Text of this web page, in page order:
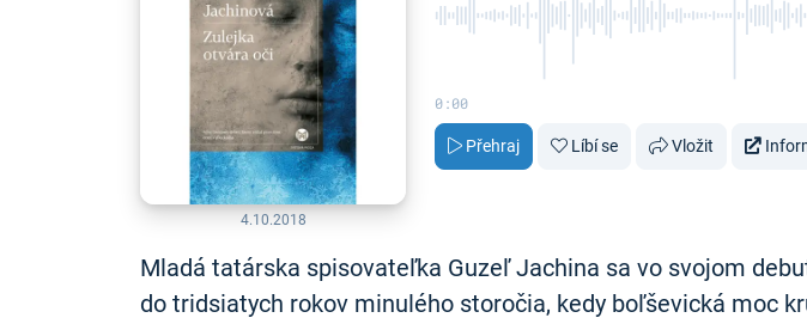
4.10.2018
0:00
Přehraj Líbí se Vložit
Mladá tatárska spisovateľka Guzeľ Jachina sa vo svojom
do tridsiatych rokov minulého storočia, kedy boľševická moc